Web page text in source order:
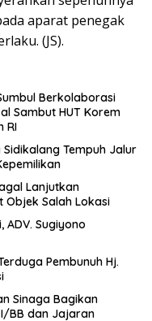
aparat penegak
(JS).
Berkolaborasi
Sambut HUT Korem
RI
Tempuh Jalur
Lanjutkan
Objek Salah Lokasi
ADV. Sugiyono
Pembunuh Hj.
Sinaga Bagikan
BB dan Jajaran